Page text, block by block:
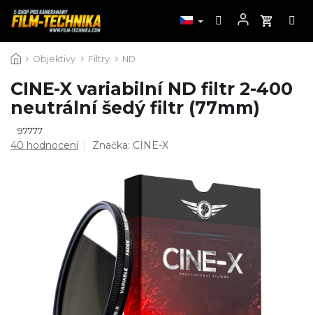
na
Objektivy Filtry ND
CINE-X variabilní ND filtr 2-400
neutrální šedý filtr (77mm)
97777
Průměrné
40 hodnocení Značka: CINE-X